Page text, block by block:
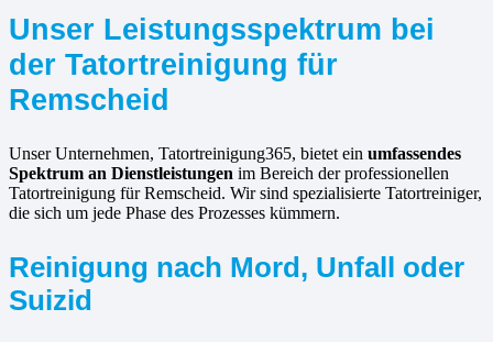
Unser Leistungsspektrum bei
der Tatortreinigung für
Remscheid
Unser Unternehmen, Tatortreinigung365, bietet ein umfassendes
Spektrum an Dienstleistungen im Bereich der professionellen
Tatortreinigung für Remscheid. Wir sind spezialisierte Tatortreiniger,
die sich um jede Phase des Prozesses kümmern.
Reinigung nach Mord, Unfall oder
Suizid